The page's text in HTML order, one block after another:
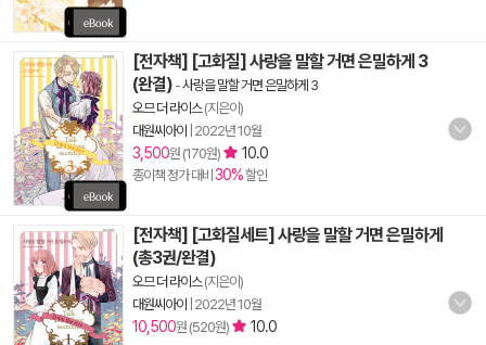
[전자책] [고화질] 사랑을 말할 거면 은밀하게 3
(완결) -사랑을 말할 거면 은밀하게 3
오므 더 라이스(지은이)
대원씨아이
2022년 10월
3,500원 (170원) 10.0
종이책 정가 대비 30%할인
[전자책] [고화질세트] 사랑을 말할 거면 은밀하게
(총3권/완결)
오므 더 라이스(지은이)
대원씨아이
2022년 10월
10,500원 (520원) 10.0